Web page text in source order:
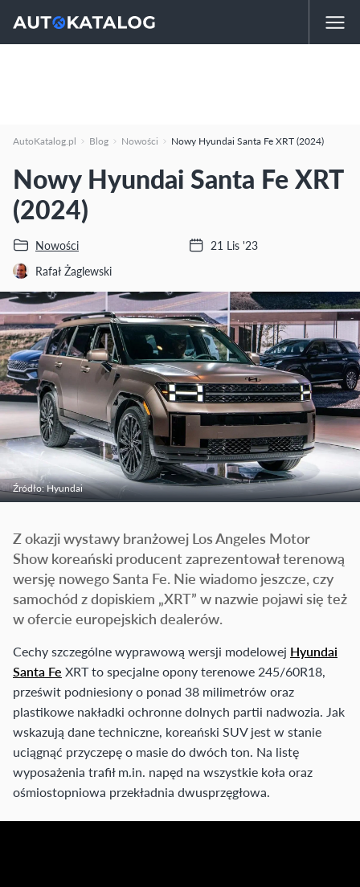
AutoKatalog.pl Blog Nowości Nowy Hyundai Santa Fe XRT (2024)
Nowy Hyundai Santa Fe XRT
(2024)
Nowości
Rafał Żaglewski
21 Lis '23
Źródło: Hyundai
Z okazji wystawy branżowej Los Angeles Motor
Show koreański producent zaprezentował terenową
wersję nowego Santa Fe. Nie wiadomo jeszcze, czy
samochód z dopiskiem „XRT” w nazwie pojawi się też
w ofercie europejskich dealerów.
Cechy szczególne wyprawową wersji modelowej Hyundai
Santa Fe XRT to specjalne opony terenowe 245/60R18,
prześwit podniesiony o ponad 38 milimetrów oraz
plastikowe nakładki ochronne dolnych partii nadwozia. Jak
wskazują dane techniczne, koreański SUV jest w stanie
uciągnąć przyczepę o masie do dwóch ton. Na listę
wyposażenia trafił m.in. napęd na wszystkie koła oraz
ośmiostopniowa przekładnia dwusprzęgłowa.